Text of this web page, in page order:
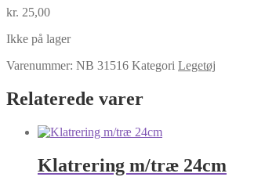
kr. 25,00
Ikke på lager
Varenummer: NB 31516 Kategori Legetøj
Relaterede varer
Klatrering m/træ 24cm